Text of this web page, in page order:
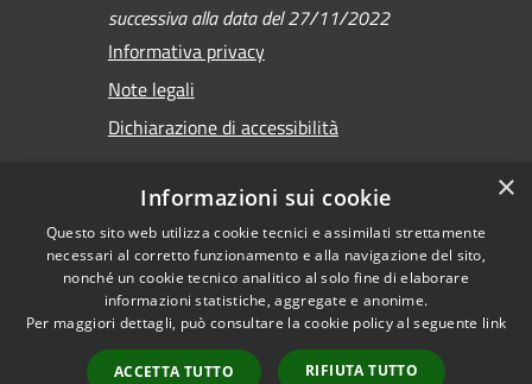
successiva alla data del 27/11/2022
Informativa privacy
Note legali
Dichiarazione di accessibilità
RSS
Accessibilità
Privacy
Cookie
Mappa del sito
Copyright © 2026 •
Comune di Sirmione •
Powered by
Municipium•
Accesso redazione
×
Informazioni sui cookie
Questo sito web utilizza cookie tecnici e assimilati strettamente
necessari al corretto funzionamento e alla navigazione del sito,
nonché un cookie tecnico analitico al solo fine di elaborare
informazioni statistiche, aggregate e anonime.
Per maggiori dettagli, può consultare la cookie policy al seguente link
ACCETTA TUTTO RIFIUTA TUTTO